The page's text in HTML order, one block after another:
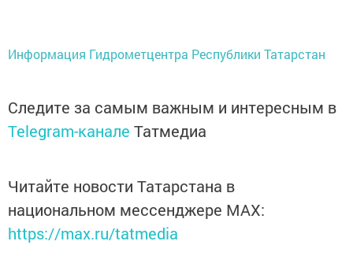
Информация Гидрометцентра Республики Татарстан
Следите за самым важным и интересным в
Telegram-канале Татмедиа
Читайте новости Татарстана в
национальном мессенджере MАХ:
https://max.ru/tatmedia